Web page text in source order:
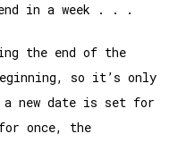
in a week . . .
the end of the
so it’s only
a new date is set for
once, the